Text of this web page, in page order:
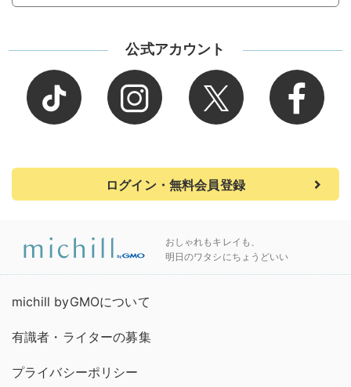
公式アカウント
ログイン・無料会員登録
おしゃれもキレイも、
明日のワタシにちょうどいい
michill byGMOについて
有識者・ライターの募集
プライバシーポリシー